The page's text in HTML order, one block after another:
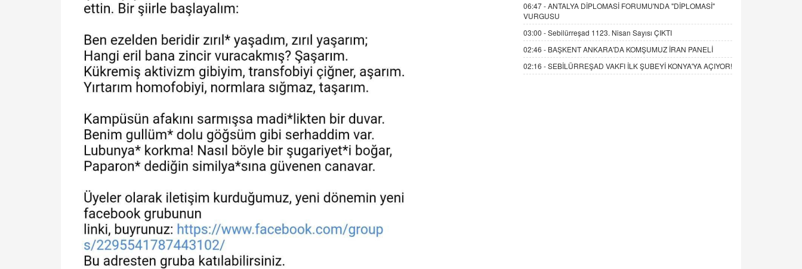
06:47 -ANTALYA DİPLOMASİ FORUMU'NDA "DİPLOMASİ"
VURGUSU
03:00 -Sebilürreşad 1123. Nisan Sayısı ÇIKTI
02:46 - BAŞKENT ANKARA'DA KOMŞUMUZ İRAN PANELİ
02:16 -SEBİLÜRREŞAD VAKFI İLK ŞUBEYİ KONYA'YA AÇIYOR!